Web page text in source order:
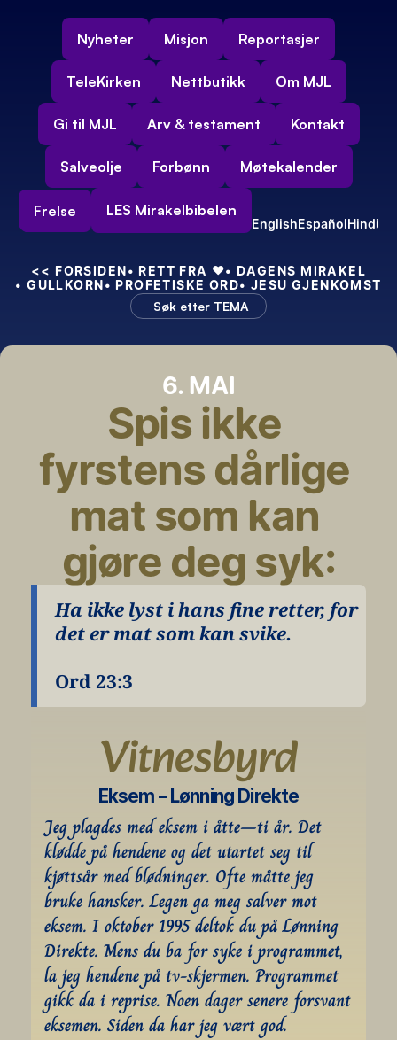
Nyheter Misjon Reportasjer
TeleKirken Nettbutikk Om MJL
Gi til MJL Arv & testament Kontakt
Salveolje Forbønn Møtekalender
Frelse LES Mirakelbibelen
EnglishEspañolHindi
<< FORSIDEN• RETT FRA ❤️• DAGENS MIRAKEL
• GULLKORN• PROFETISKE ORD• JESU GJENKOMST
Søk etter TEMA
6. MAI
Spis ikke
fyrstens dårlige
mat som kan
gjøre deg syk:
Ha ikke lyst i hans fine retter, for
det er mat som kan svike.
Ord 23:3
Vitnesbyrd
Eksem – Lønning Direkte
Jeg plagdes med eksem i åtte–ti år. Det
klødde på hendene og det utartet seg til
kjøttsår med blødninger. Ofte måtte jeg
bruke hansker. Legen ga meg salver mot
eksem. I oktober 1995 deltok du på Lønning
Direkte. Mens du ba for syke i programmet,
la jeg hendene på tv-skjermen. Programmet
gikk da i reprise. Noen dager senere forsvant
eksemen. Siden da har jeg vært god.